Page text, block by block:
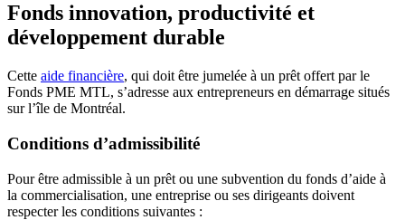
Fonds innovation, productivité et
développement durable
Cette aide financière, qui doit être jumelée à un prêt offert par le
Fonds PME MTL, s’adresse aux entrepreneurs en démarrage situés
sur l’île de Montréal.
Conditions d’admissibilité
Pour être admissible à un prêt ou une subvention du fonds d’aide à
la commercialisation, une entreprise ou ses dirigeants doivent
respecter les conditions suivantes :